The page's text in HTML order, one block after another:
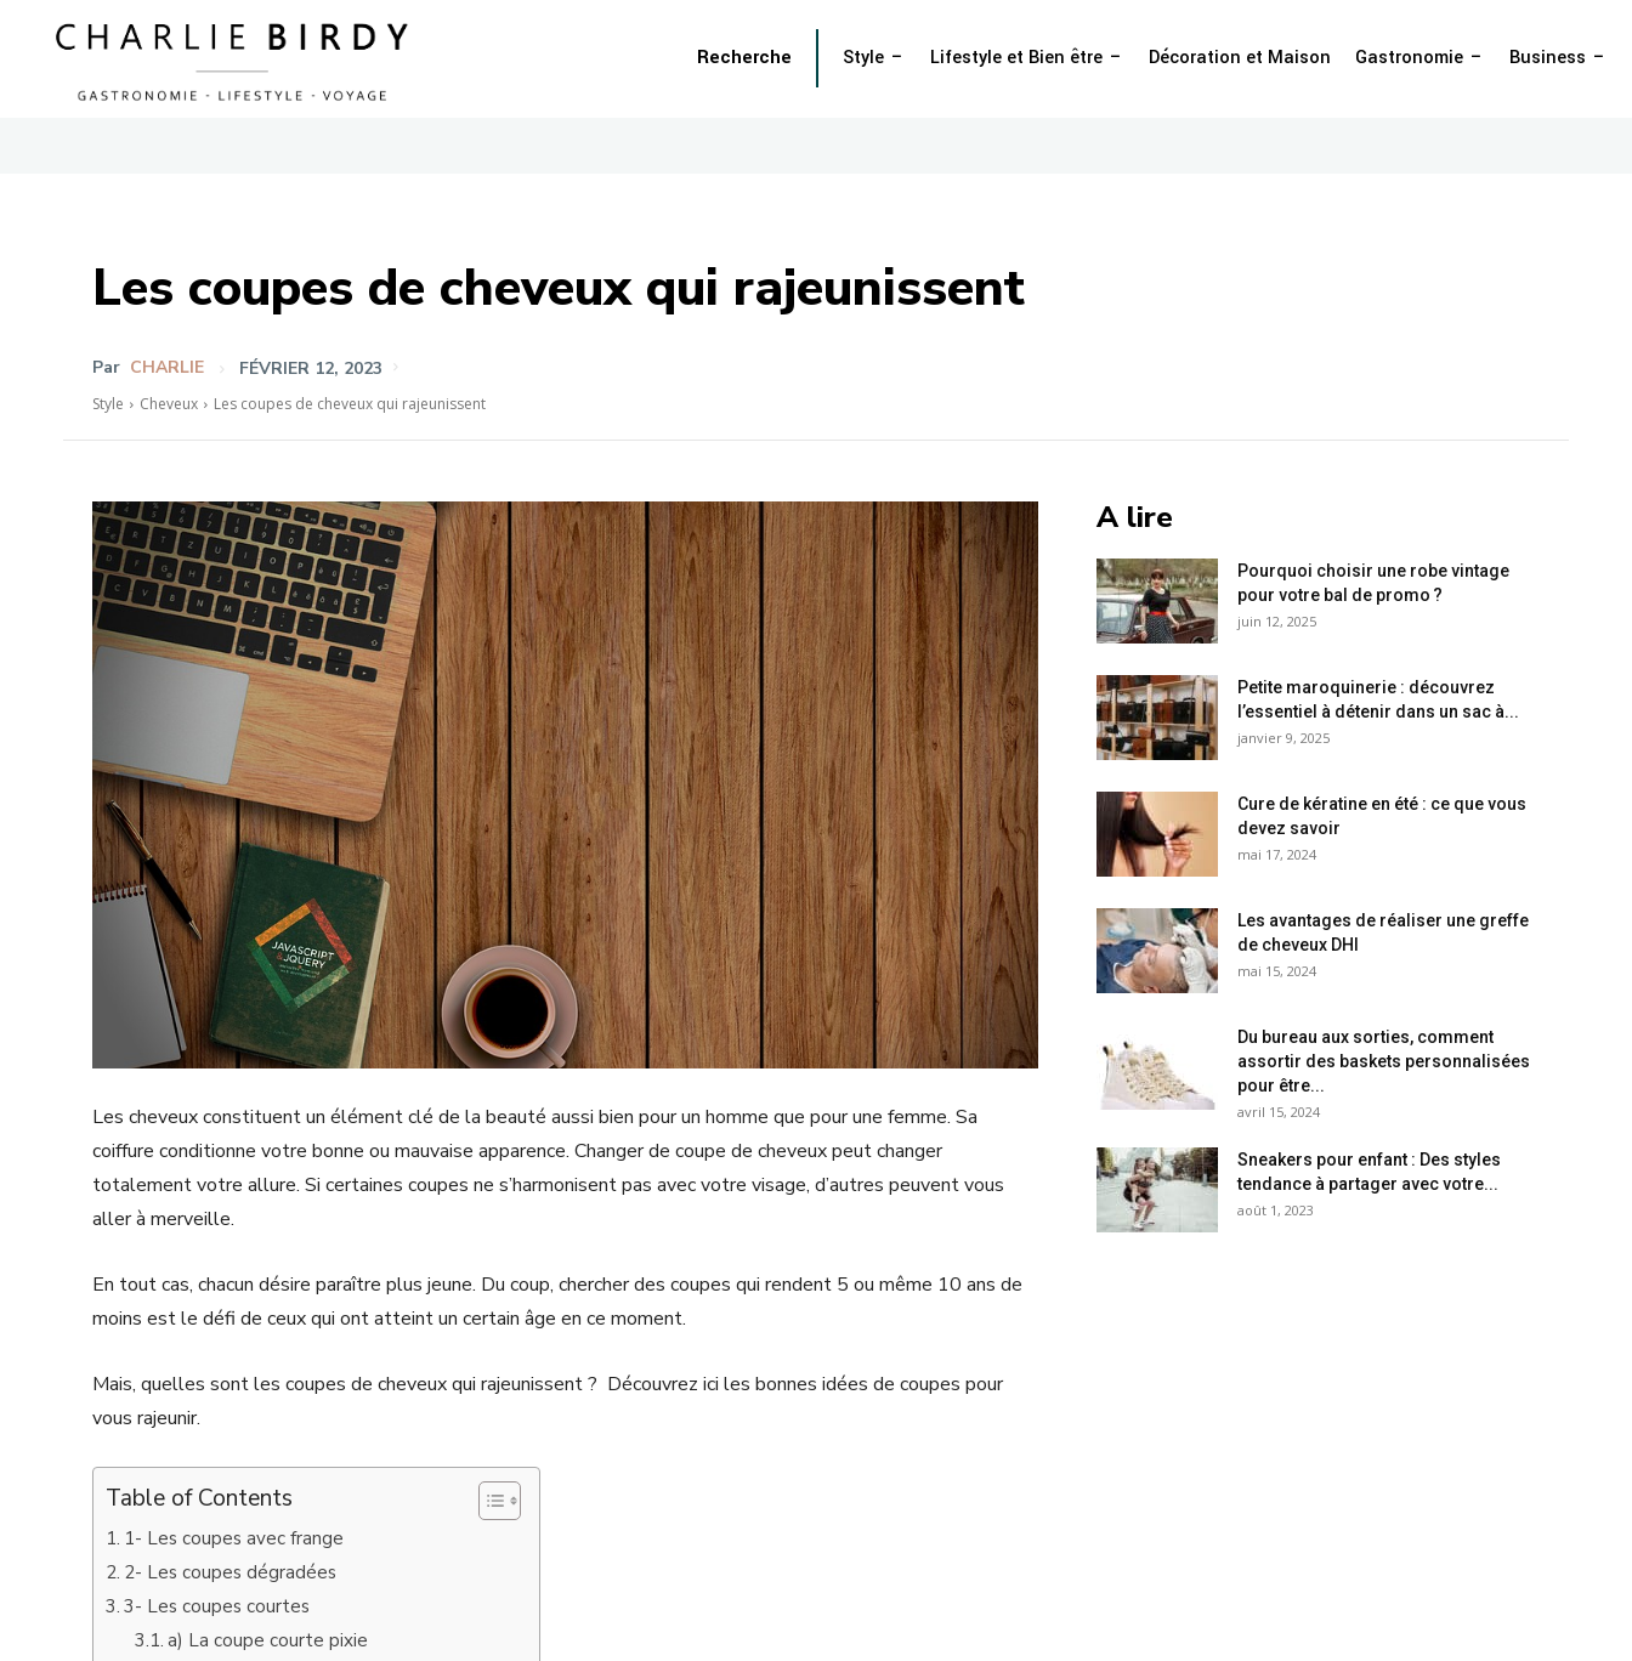
Style Lifestyle et Bien être Décoration et Maison Gastronomie Business
Recherche
Les coupes de cheveux qui rajeunissent
Par CHARLIE FÉVRIER 12, 2023
Style Cheveux Les coupes de cheveux qui rajeunissent
Les cheveux constituent un élément clé de la beauté aussi bien pour un homme que pour une femme. Sa
coiffure conditionne votre bonne ou mauvaise apparence. Changer de coupe de cheveux peut changer
totalement votre allure. Si certaines coupes ne s’harmonisent pas avec votre visage, d’autres peuvent vous
aller à merveille.
En tout cas, chacun désire paraître plus jeune. Du coup, chercher des coupes qui rendent 5 ou même 10 ans de
moins est le défi de ceux qui ont atteint un certain âge en ce moment.
Mais, quelles sont les coupes de cheveux qui rajeunissent ? Découvrez ici les bonnes idées de coupes pour
vous rajeunir.
Table of Contents
1- Les coupes avec frange
2- Les coupes dégradées
3- Les coupes courtes
a) La coupe courte pixie
A lire
Pourquoi choisir une robe vintage
pour votre bal de promo ?
juin 12, 2025
Petite maroquinerie : découvrez
l’essentiel à détenir dans un sac à...
janvier 9, 2025
Cure de kératine en été : ce que vous
devez savoir
mai 17, 2024
Les avantages de réaliser une greffe
de cheveux DHI
mai 15, 2024
Du bureau aux sorties, comment
assortir des baskets personnalisées
pour être...
avril 15, 2024
Sneakers pour enfant : Des styles
tendance à partager avec votre...
août 1, 2023